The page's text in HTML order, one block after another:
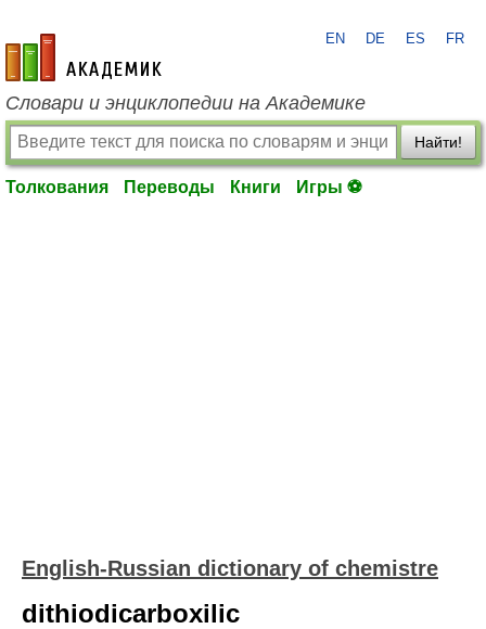
academic.ru
EN DE ES FR
Словари и энциклопедии на Академике
Найти!
Толкования Переводы Книги Игры ⚽
English-Russian dictionary of chemistre
dithiodicarboxilic